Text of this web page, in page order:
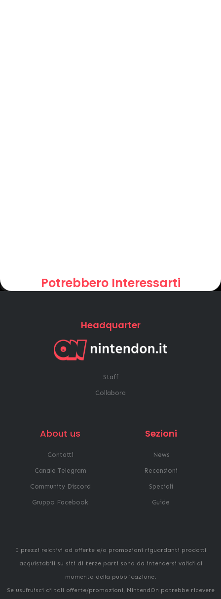
Potrebbero Interessarti
Headquarter
Staff
Collabora
About us
Contatti
Canale Telegram
Community Discord
Gruppo Facebook
Sezioni
News
Recensioni
Speciali
Guide
I prezzi relativi ad offerte e/o promozioni riguardanti prodotti
acquistabili su siti di terze parti sono da intendersi validi al
momento della pubblicazione.
Se usufruisci di tali offerte/promozioni, NintendOn potrebbe ricevere